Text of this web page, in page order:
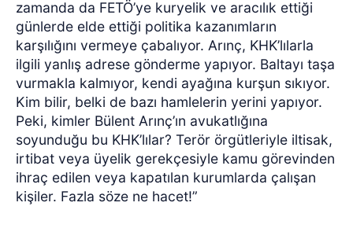
zamanda da FETÖ’ye kuryelik ve aracılık ettiği
günlerde elde ettiği politika kazanımların
karşılığını vermeye çabalıyor. Arınç, KHK’lılarla
ilgili yanlış adrese gönderme yapıyor. Baltayı taşa
vurmakla kalmıyor, kendi ayağına kurşun sıkıyor.
Kim bilir, belki de bazı hamlelerin yerini yapıyor.
Peki, kimler Bülent Arınç’ın avukatlığına
soyunduğu bu KHK’lılar? Terör örgütleriyle iltisak,
irtibat veya üyelik gerekçesiyle kamu görevinden
ihraç edilen veya kapatılan kurumlarda çalışan
kişiler. Fazla söze ne hacet!”